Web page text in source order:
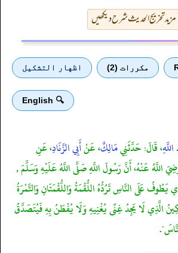
مزید تخریج الحدیث شرح دیکھیں
مكررات (2) اظهار التشكيل
🔍 English
، قَالَ: حَدَّثَنِيمَالِكٌ، عَنْأَبِي الزِّنَادِ، عَنِ
اللَّهُ عَنْهُ، أَنَّ رَسُولَ اللَّهِ صَلَّى اللَّهُ عَلَيْهِ وَسَلَّمَ ,
عَلَى النَّاسِ تَرُدُّهُ اللُّقْمَةُ وَاللُّقْمَتَانِ وَالتَّمْرَةُ
الَّذِي لَا يَجِدُ غِنًى يُغْنِيهِ وَلَا يُفْطَنُ بِهِ فَيُتَصَدَّقُ